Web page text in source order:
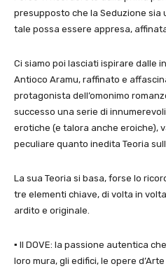
presupposto che la Seduzione sia
tale possa essere appresa,
Ci siamo poi lasciati ispirare dalle
Antioco Aramu, raffinato e
protagonista dell’omonimo
successo una serie di
erotiche (e talora anche eroiche),
peculiare quanto inedita Teoria
La sua Teoria si basa, forse lo
tre elementi chiave, di volta in
ardito e originale.
▪ Il DOVE: la passione autentica
loro mura, gli edifici, le opere